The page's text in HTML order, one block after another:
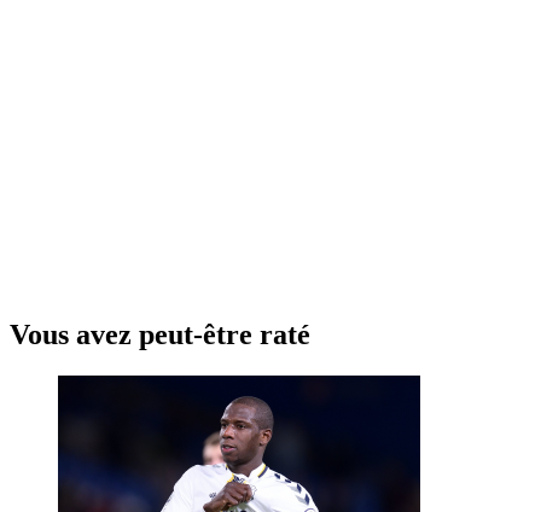
Vous avez peut-être raté